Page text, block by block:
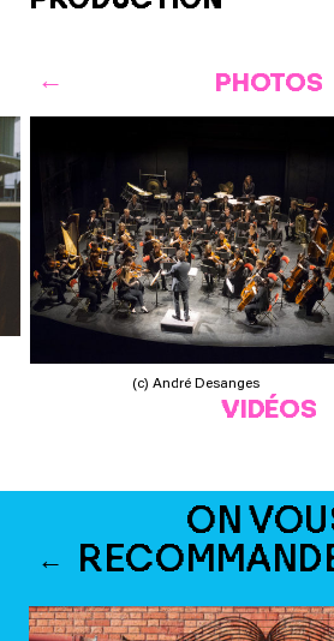
PHOTOS
(c) André Desanges
VIDÉOS
ON